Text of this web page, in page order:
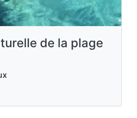
de la plage